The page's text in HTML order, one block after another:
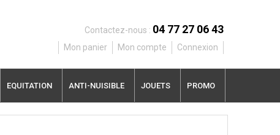
Contactez-nous : 04 77 27 06 43
Mon panier Mon compte Connexion
EQUITATION ANTI-NUISIBLE JOUETS PROMO